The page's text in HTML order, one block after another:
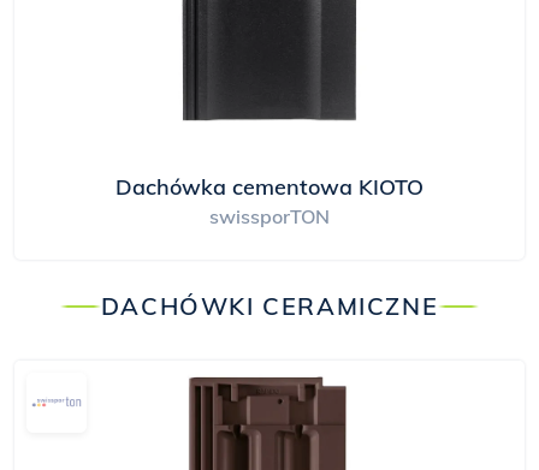
Dachówka cementowa KIOTO
swissporTON
DACHÓWKI CERAMICZNE